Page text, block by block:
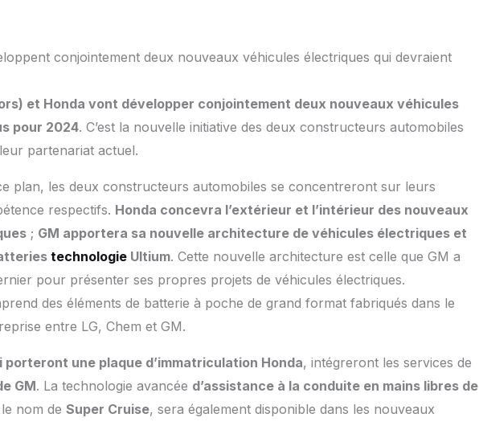
conjointement deux nouveaux véhicules électriques qui devraient
et Honda vont développer conjointement deux nouveaux véhicules
pour 2024. C’est la nouvelle initiative des deux constructeurs automobiles
partenariat actuel.
plan, les deux constructeurs automobiles se concentreront sur leurs
respectifs. Honda concevra l’extérieur et l’intérieur des nouveaux
; GM apportera sa nouvelle architecture de véhicules électriques et
technologie Ultium. Cette nouvelle architecture est celle que GM a
pour présenter ses propres projets de véhicules électriques.
des éléments de batterie à poche de grand format fabriqués dans le
entre LG, Chem et GM.
porteront une plaque d’immatriculation Honda, intégreront les services de
GM. La technologie avancée d’assistance à la conduite en mains libres de
nom de Super Cruise, sera également disponible dans les nouveaux